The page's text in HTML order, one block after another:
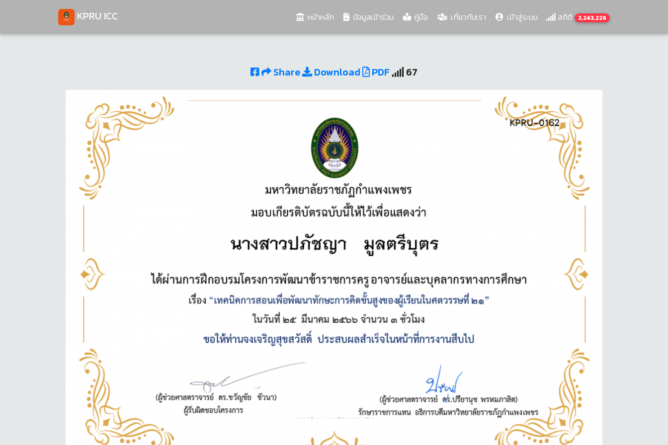
KPRU ICC หน้าหลัก(current)ข้อมูลเข้าร่วม คู่มือ เกี่ยวกับเรา เข้าสู่ระบบ สถิติ 2,243,226
Share Download PDF 67